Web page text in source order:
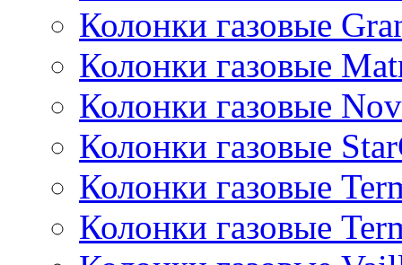
Колонки газовые
Колонки газовые
Колонки газовые
Колонки газовые
Колонки газовые
Колонки газовые